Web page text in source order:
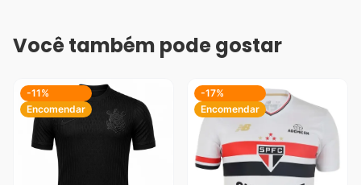
Você também pode gostar
-11%
Encomendar
-17%
Encomendar